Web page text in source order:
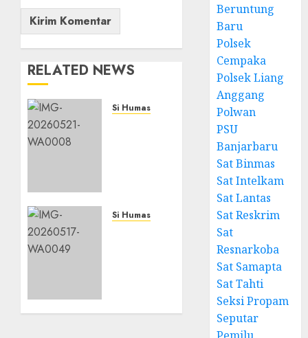
RELATED NEWS
Si Humas
Densus
Si Humas
Beruntung
Baru
Polsek
Cempaka
Polsek Liang
Anggang
Polwan
PSU
Banjarbaru
Sat Binmas
Sat Intelkam
Sat Lantas
Sat Reskrim
Sat
Resnarkoba
Sat Samapta
Sat Tahti
Seksi Propam
Seputar